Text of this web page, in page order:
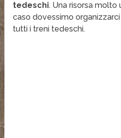
tedeschi. Una risorsa molto
caso dovessimo
tutti i treni tedeschi.